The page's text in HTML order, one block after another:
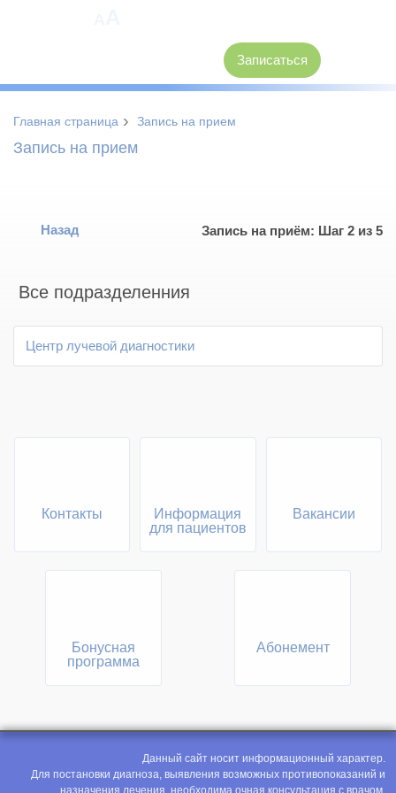
Записаться
Главная страница › Запись на прием
Запись на прием
Назад Запись на приём: Шаг 2 из 5
Все подразделенния
Центр лучевой диагностики
Контакты
Информация
для пациентов
Вакансии
Бонусная
программа
Абонемент
Данный сайт носит информационный характер.
Для постановки диагноза, выявления возможных противопоказаний и